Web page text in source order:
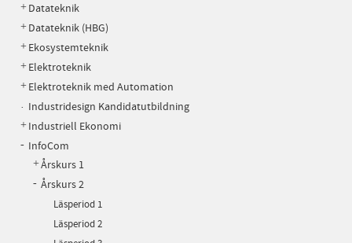
Datateknik
Datateknik (HBG)
Ekosystemteknik
Elektroteknik
Elektroteknik med Automation
Industridesign Kandidatutbildning
Industriell Ekonomi
InfoCom
Årskurs 1
Årskurs 2
Läsperiod 1
Läsperiod 2